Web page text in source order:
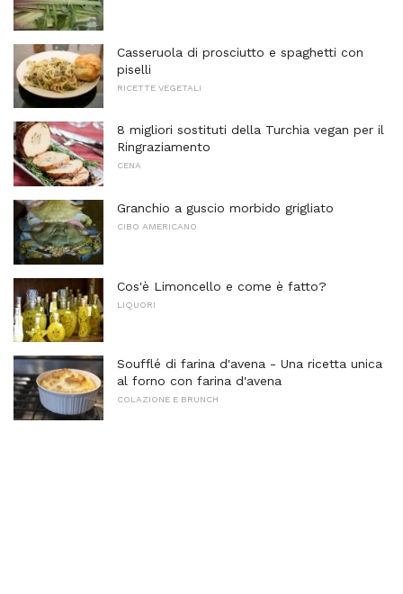
Casseruola di prosciutto e spaghetti con
piselli
RICETTE VEGETALI
8 migliori sostituti della Turchia vegan per il
Ringraziamento
CENA
Granchio a guscio morbido grigliato
CIBO AMERICANO
Cos'è Limoncello e come è fatto?
LIQUORI
Soufflé di farina d'avena - Una ricetta unica
al forno con farina d'avena
COLAZIONE E BRUNCH